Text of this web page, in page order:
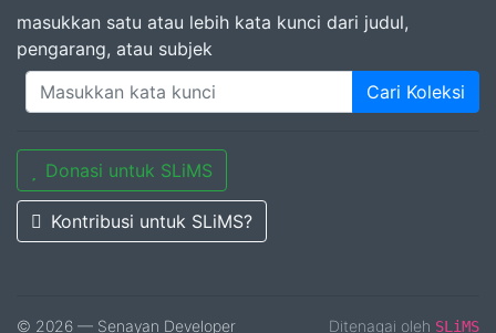
masukkan satu atau lebih kata kunci dari judul,
pengarang, atau subjek
Cari Koleksi
Donasi untuk SLiMS
Kontribusi untuk SLiMS?
© 2026 — Senayan Developer Ditenagai oleh SLiMS